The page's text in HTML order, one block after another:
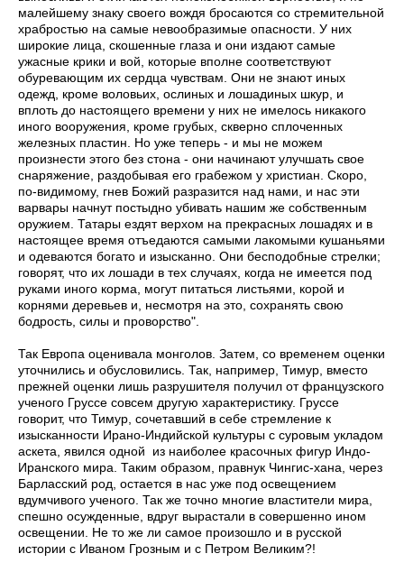
малейшему знаку своего вождя бросаются со стремительной
храбростью на самые невообразимые опасности. У них
широкие лица, скошенные глаза и они издают самые
ужасные крики и вой, которые вполне соответствуют
обуревающим их сердца чувствам. Они не знают иных
одежд, кроме воловьих, ослиных и лошадиных шкур, и
вплоть до настоящего времени у них не имелось никакого
иного вооружения, кроме грубых, скверно сплоченных
железных пластин. Но уже теперь - и мы не можем
произнести этого без стона - они начинают улучшать свое
снаряжение, раздобывая его грабежом у христиан. Скоро,
по-видимому, гнев Божий разразится над нами, и нас эти
варвары начнут постыдно убивать нашим же собственным
оружием. Татары ездят верхом на прекрасных лошадях и в
настоящее время отъедаются самыми лакомыми кушаньями
и одеваются богато и изысканно. Они бесподобные стрелки;
говорят, что их лошади в тех случаях, когда не имеется под
руками иного корма, могут питаться листьями, корой и
корнями деревьев и, несмотря на это, сохранять свою
бодрость, силы и проворство".
Так Европа оценивала монголов. Затем, со временем оценки
уточнились и обусловились. Так, например, Тимур, вместо
прежней оценки лишь разрушителя получил от французского
ученого Груссе совсем другую характеристику. Груссе
говорит, что Тимур, сочетавший в себе стремление к
изысканности Ирано-Индийской культуры с суровым укладом
аскета, явился одной из наиболее красочных фигур Индо-
Иранского мира. Таким образом, правнук Чингис-хана, через
Барласский род, остается в нас уже под освещением
вдумчивого ученого. Так же точно многие властители мира,
спешно осужденные, вдруг вырастали в совершенно ином
освещении. Не то же ли самое произошло и в русской
истории с Иваном Грозным и с Петром Великим?!